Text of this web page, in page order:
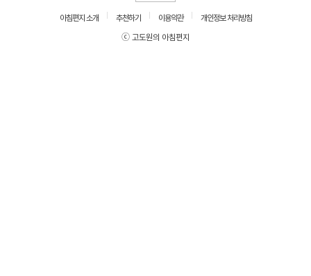
아침편지 소개 추천하기 이용약관
개인정보 처리방침
ⓒ 고도원의 아침편지